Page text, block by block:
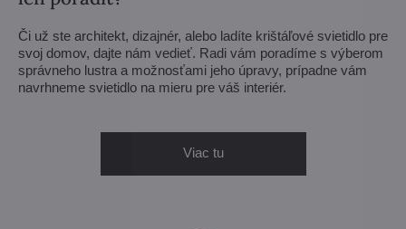
Či už ste architekt, dizajnér, alebo ladíte krištáľové svietidlo pre
svoj domov, dajte nám vedieť. Radi vám poradíme s výberom
správneho lustra a možnosťami jeho úpravy, prípadne vám
navrhneme svietidlo na mieru pre váš interiér.
Viac tu